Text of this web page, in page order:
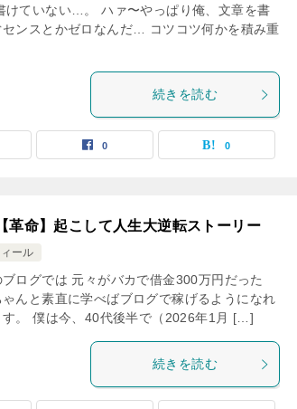
けていない…。 ハァ〜やっぱり俺、文章を書
ンスとかゼロなんだ… コツコツ何かを積み重
続きを読む
0 0
革命】起こして人生大逆転ストーリー
ール
ログでは 元々がバカで借金300万円だった
んと素直に学べばブログで稼げるようになれ
す。 僕は今、40代後半で（2026年1月 […]
続きを読む